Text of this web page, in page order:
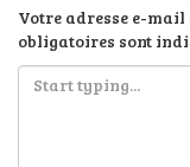
Votre adresse e-mail
obligatoires sont